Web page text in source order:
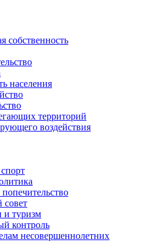
собственность
населения
территорий
воздействия
и туризм
контроль
несовершеннолетних